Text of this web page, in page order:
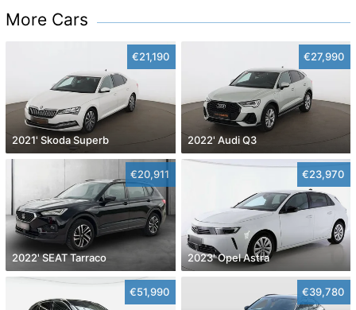
More Cars
€21,190
2021' Skoda Superb
€27,990
2022' Audi Q3
€20,911
2022' SEAT Tarraco
€23,970
2023' Opel Astra
€51,990 €39,780